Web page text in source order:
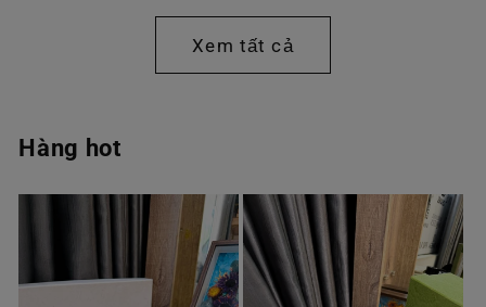
thường
Xem tất cả
Hàng hot